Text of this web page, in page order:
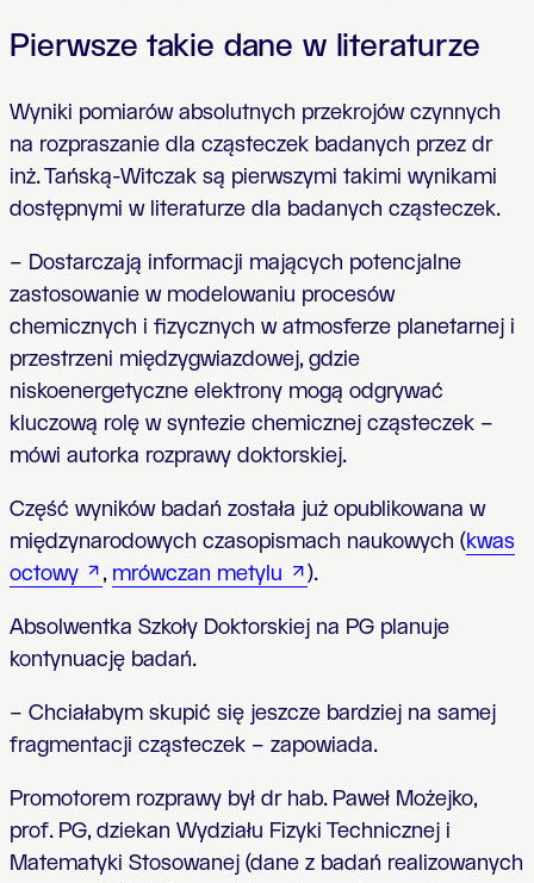
Pierwsze takie dane w literaturze
Wyniki pomiarów absolutnych przekrojów czynnych
na rozpraszanie dla cząsteczek badanych przez dr
inż. Tańską-Witczak są pierwszymi takimi wynikami
dostępnymi w literaturze dla badanych cząsteczek.
– Dostarczają informacji mających potencjalne
zastosowanie w modelowaniu procesów
chemicznych i fizycznych w atmosferze planetarnej i
przestrzeni międzygwiazdowej, gdzie
niskoenergetyczne elektrony mogą odgrywać
kluczową rolę w syntezie chemicznej cząsteczek –
mówi autorka rozprawy doktorskiej.
Część wyników badań została już opublikowana w
międzynarodowych czasopismach naukowych (kwas
octowy
, mrówczan metylu ).
Absolwentka Szkoły Doktorskiej na PG planuje
kontynuację badań.
– Chciałabym skupić się jeszcze bardziej na samej
fragmentacji cząsteczek – zapowiada.
Promotorem rozprawy był dr hab. Paweł Możejko,
prof. PG, dziekan Wydziału Fizyki Technicznej i
Matematyki Stosowanej (dane z badań realizowanych